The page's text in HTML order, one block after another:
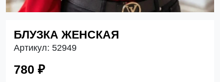
БЛУЗКА ЖЕНСКАЯ
Артикул: 52949
780 ₽